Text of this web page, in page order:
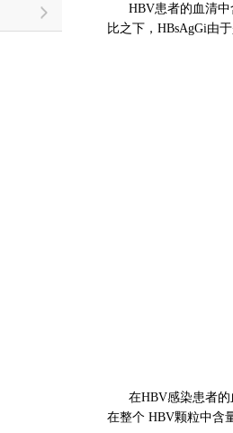
HBV患者的血清
比之下，HBsAgGi由
在HBV感染患者的
在整个 HBV颗粒中含